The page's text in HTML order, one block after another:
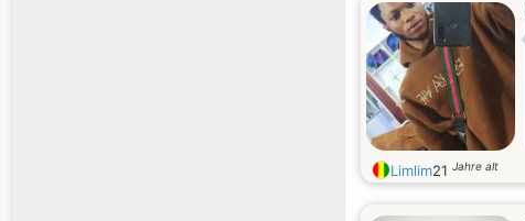
Limlim21 Jahre alt